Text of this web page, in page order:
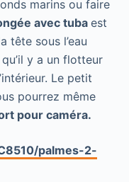
marins ou faire
avec tubaest
tête sous l’eau
y a un flotteur
Le petit
pourrez même
pour caméra.
palmes-2-